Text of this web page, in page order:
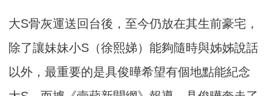
大S骨灰運送回台後，至今仍放在其生前豪宅，
除了讓妹妹小S（徐熙娣）能夠隨時與姊姊說話
以外，最重要的是具俊曄希望有個地點能紀念